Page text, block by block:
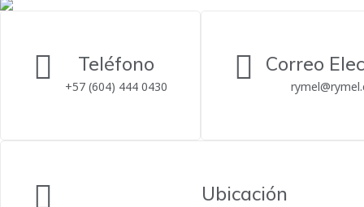
Teléfono
+57 (604) 444 0430
Correo
Ubicación